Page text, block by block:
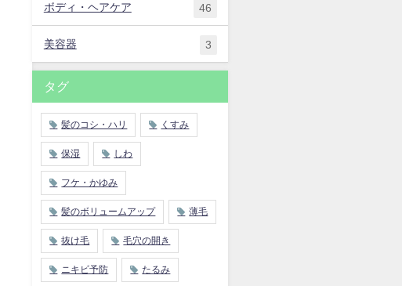
ボディ・ヘアケア 46
美容器 3
タグ
髪のコシ・ハリ くすみ
保湿 しわ
フケ・かゆみ
髪のボリュームアップ 薄毛
抜け毛 毛穴の開き
ニキビ予防 たるみ